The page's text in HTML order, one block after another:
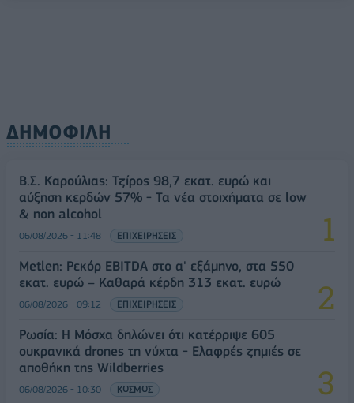
ΔΗΜΟΦΙΛΗ
Β.Σ. Καρούλιας: Τζίρος 98,7 εκατ. ευρώ και
αύξηση κερδών 57% - Τα νέα στοιχήματα σε low
& non alcohol
06/08/2026 - 11:48 ΕΠΙΧΕΙΡΗΣΕΙΣ
Metlen: Ρεκόρ EBITDA στο α' εξάμηνο, στα 550
εκατ. ευρώ – Καθαρά κέρδη 313 εκατ. ευρώ
06/08/2026 - 09:12 ΕΠΙΧΕΙΡΗΣΕΙΣ
Ρωσία: Η Μόσχα δηλώνει ότι κατέρριψε 605
ουκρανικά drones τη νύχτα - Ελαφρές ζημιές σε
αποθήκη της Wildberries
06/08/2026 - 10:30 ΚΟΣΜΟΣ